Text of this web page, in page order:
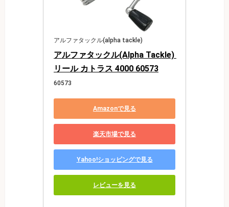
アルファタックル(alpha tackle)
アルファタックル(Alpha Tackle)
リール カトラス 4000 60573
60573
Amazonで見る
楽天市場で見る
Yahoo!ショッピングで見る
レビューを見る